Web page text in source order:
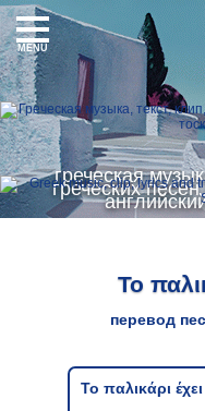
греческая
греческих
MENU
Το
перевод
Το παλικάρι